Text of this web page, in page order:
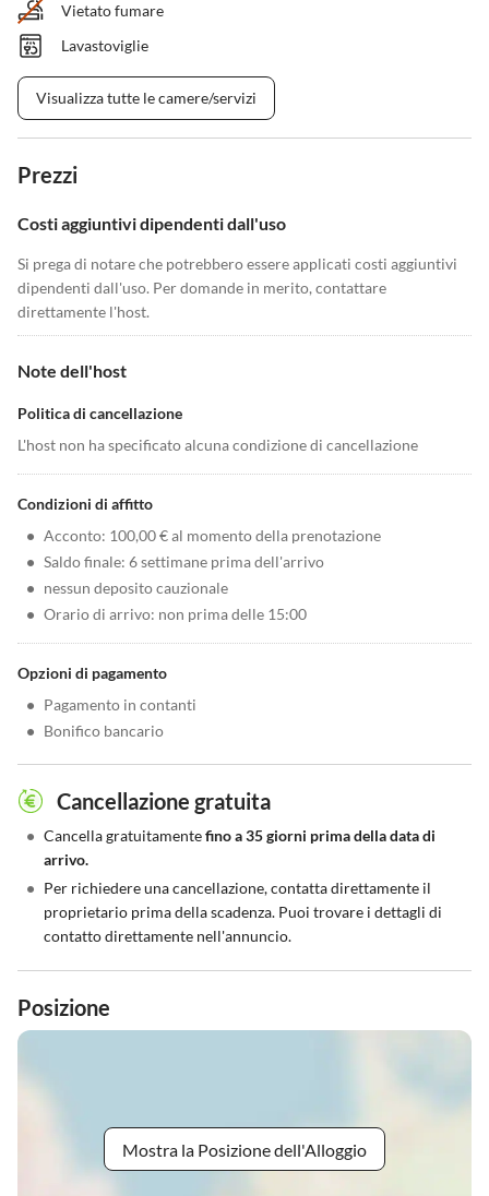
Vietato fumare
Lavastoviglie
Visualizza tutte le camere/servizi
Prezzi
Costi aggiuntivi dipendenti dall'uso
Si prega di notare che potrebbero essere applicati costi aggiuntivi
dipendenti dall'uso. Per domande in merito, contattare
direttamente l'host.
Note dell'host
Politica di cancellazione
L'host non ha specificato alcuna condizione di cancellazione
Condizioni di affitto
• Acconto: 100,00 € al momento della prenotazione
• Saldo finale: 6 settimane prima dell'arrivo
• nessun deposito cauzionale
• Orario di arrivo: non prima delle 15:00
Opzioni di pagamento
• Pagamento in contanti
• Bonifico bancario
Cancellazione gratuita
• Cancella gratuitamentefino a 35 giorni prima della data di
arrivo.
• Per richiedere una cancellazione, contatta direttamente il
proprietario prima della scadenza. Puoi trovare i dettagli di
contatto direttamente nell'annuncio.
Posizione
Mostra la Posizione dell'Alloggio